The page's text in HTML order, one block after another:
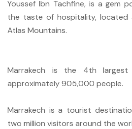
Youssef Ibn Tachfine, is a gem
the taste of hospitality,
Atlas Mountains.
Marrakech is the 4th
approximately 905,000 people.
Marrakech is a tourist
two million visitors around the